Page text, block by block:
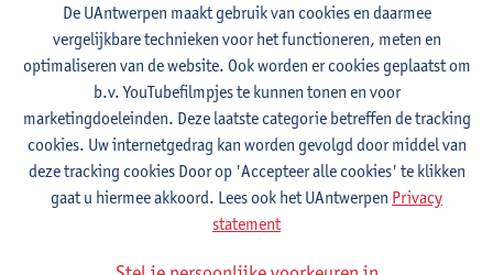
Lesgever(s):
Astrid De Wit Peter Petré
Nederlands: verplichte opleidingsonderdelen
Nederlandse taalbeheersing 1: Basisvaardigheden
spreken en schrijven
1E/2E SEM
6studiepunten
Lesgever(s):
Sarah Bernolet
Chris De Wulf
Katrien Verreyken
De UAntwerpen maakt gebruik van cookies en daarmee
vergelijkbare technieken voor het functioneren, meten en
optimaliseren van de website. Ook worden er cookies geplaatst om
b.v. YouTubefilmpjes te kunnen tonen en voor
marketingdoeleinden. Deze laatste categorie betreffen de tracking
cookies. Uw internetgedrag kan worden gevolgd door middel van
deze tracking cookies Door op 'Accepteer alle cookies' te klikken
gaat u hiermee akkoord. Lees ook het UAntwerpen Privacy
statement